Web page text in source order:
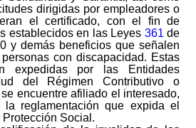
dirigidas por empleadores o
el certificado, con el fin de
establecidos en las Leyes 361 de
y demás beneficios que señalen
con discapacidad. Estas
expedidas por las Entidades
del Régimen Contributivo o
encuentre afiliado el interesado,
reglamentación que expida el
Social.